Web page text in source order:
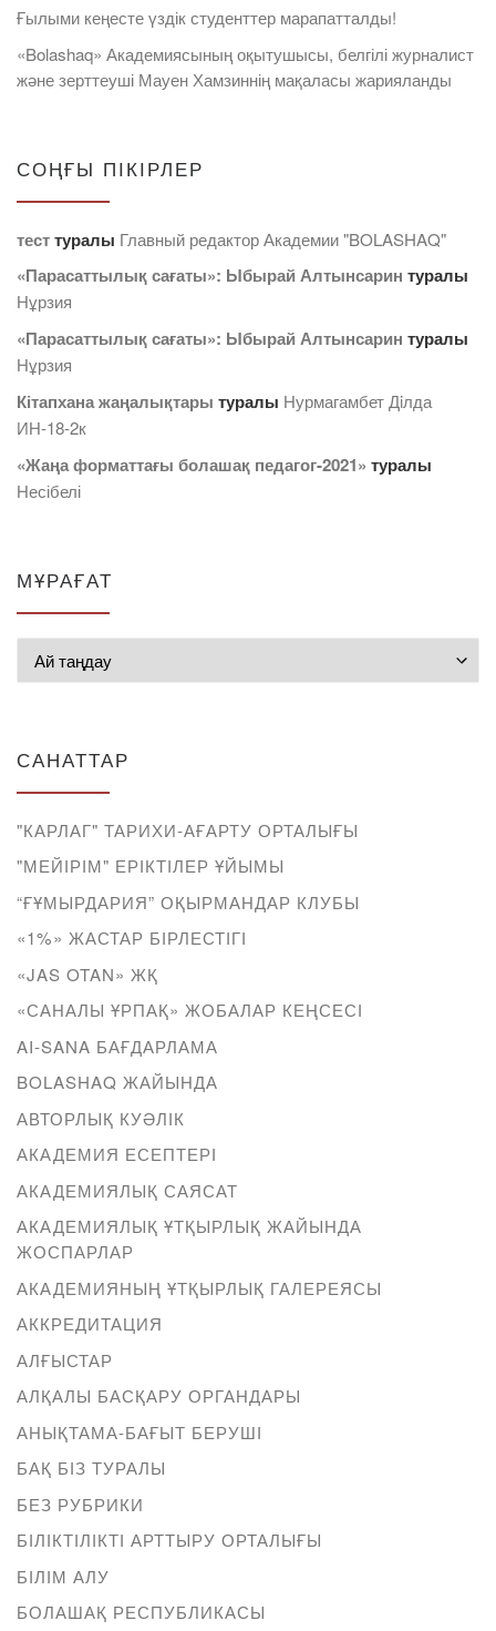
Ғылыми кеңесте үздік студенттер марапатталды!
«Bolashaq» Академиясының оқытушысы, белгілі журналист
және зерттеуші Мауен Хамзиннің мақаласы жарияланды
СОҢҒЫ ПІКІРЛЕР
тесттуралы Главный редактор Академии "BOLASHAQ"
«Парасаттылық сағаты»: Ыбырай Алтынсарин туралы
Нұрзия
«Парасаттылық сағаты»: Ыбырай Алтынсарин туралы
Нұрзия
Кітапхана жаңалықтары туралы Нурмагамбет Дiлда
ИН-18-2к
«Жаңа форматтағы болашақ педагог-2021» туралы
Несібелі
МҰРАҒАТ
САНАТТАР
"КАРЛАГ" ТАРИХИ-АҒАРТУ ОРТАЛЫҒЫ
"МЕЙІРІМ" ЕРІКТІЛЕР ҰЙЫМЫ
“ҒҰМЫРДАРИЯ” ОҚЫРМАНДАР КЛУБЫ
«1%» ЖАСТАР БІРЛЕСТІГІ
«JAS OTAN» ЖҚ
«САНАЛЫ ҰРПАҚ» ЖОБАЛАР КЕҢСЕСІ
AI-SANA БАҒДАРЛАМА
BOLASHAQ ЖАЙЫНДА
АВТОРЛЫҚ КУӘЛІК
АКАДЕМИЯ ЕСЕПТЕРІ
АКАДЕМИЯЛЫҚ САЯСАТ
АКАДЕМИЯЛЫҚ ҰТҚЫРЛЫҚ ЖАЙЫНДА
ЖОСПАРЛАР
АКАДЕМИЯНЫҢ ҰТҚЫРЛЫҚ ГАЛЕРЕЯСЫ
АККРЕДИТАЦИЯ
АЛҒЫСТАР
АЛҚАЛЫ БАСҚАРУ ОРГАНДАРЫ
АНЫҚТАМА-БАҒЫТ БЕРУШІ
БАҚ БІЗ ТУРАЛЫ
БЕЗ РУБРИКИ
БІЛІКТІЛІКТІ АРТТЫРУ ОРТАЛЫҒЫ
БІЛІМ АЛУ
БОЛАШАҚ РЕСПУБЛИКАСЫ